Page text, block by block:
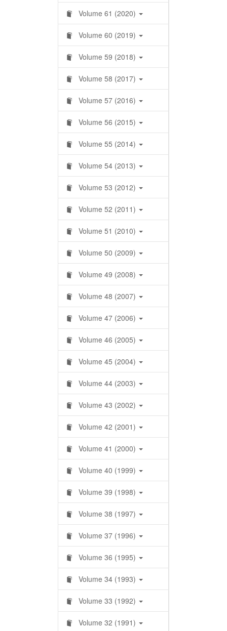
Volume 61 (2020)
Volume 60 (2019)
Volume 59 (2018)
Volume 58 (2017)
Volume 57 (2016)
Volume 56 (2015)
Volume 55 (2014)
Volume 54 (2013)
Volume 53 (2012)
Volume 52 (2011)
Volume 51 (2010)
Volume 50 (2009)
Volume 49 (2008)
Volume 48 (2007)
Volume 47 (2006)
Volume 46 (2005)
Volume 45 (2004)
Volume 44 (2003)
Volume 43 (2002)
Volume 42 (2001)
Volume 41 (2000)
Volume 40 (1999)
Volume 39 (1998)
Volume 38 (1997)
Volume 37 (1996)
Volume 36 (1995)
Volume 34 (1993)
Volume 33 (1992)
Volume 32 (1991)